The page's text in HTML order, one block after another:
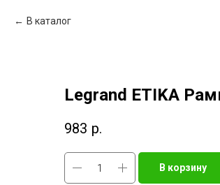
В каталог
Legrand ETIKA
983 р.
В корзину